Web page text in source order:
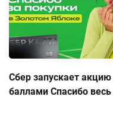
Сбер запускает
баллами Спасибо весь